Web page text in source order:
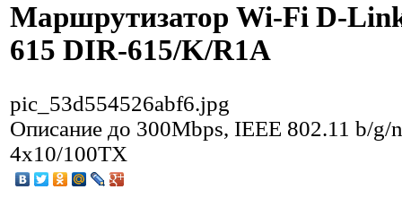
Маршрутизатор Wi-Fi D-
615 DIR-615/K/R1A
pic_53d554526abf6.jpg
Описание до 300Mbps, IEEE 802.11 b/g/
4x10/100TX